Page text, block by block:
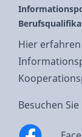
Hier
Besuchen